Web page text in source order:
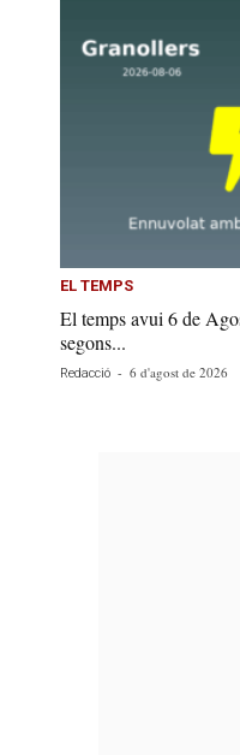
EL TEMPS
El temps avui 6 de
segons...
Redacció - 6 d'agost de 2026